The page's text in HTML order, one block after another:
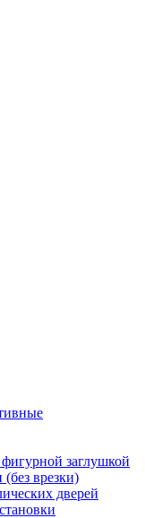
заглушкой
врезки)
дверей